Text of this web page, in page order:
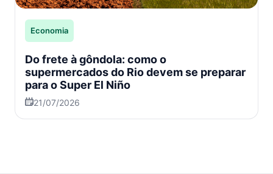
Economia
Do frete à gôndola: como o
supermercados do Rio devem se preparar
para o Super El Niño
21/07/2026